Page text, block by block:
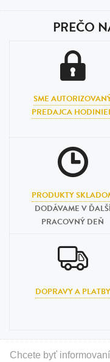
PREČO
SME
PREDAJCA
PRODUKTY
DODÁVAME V ĎALŠÍ
PRACOVNÝ DEŇ
DOPRAVY A PLATBY
Chcete byť